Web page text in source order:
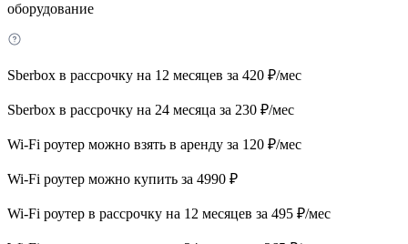
оборудование
Sberbox в рассрочку на 12 месяцев за 420 ₽/мес
Sberbox в рассрочку на 24 месяца за 230 ₽/мес
Wi-Fi роутер можно взять в аренду за 120 ₽/мес
Wi-Fi роутер можно купить за 4990 ₽
Wi-Fi роутер в рассрочку на 12 месяцев за 495 ₽/мес